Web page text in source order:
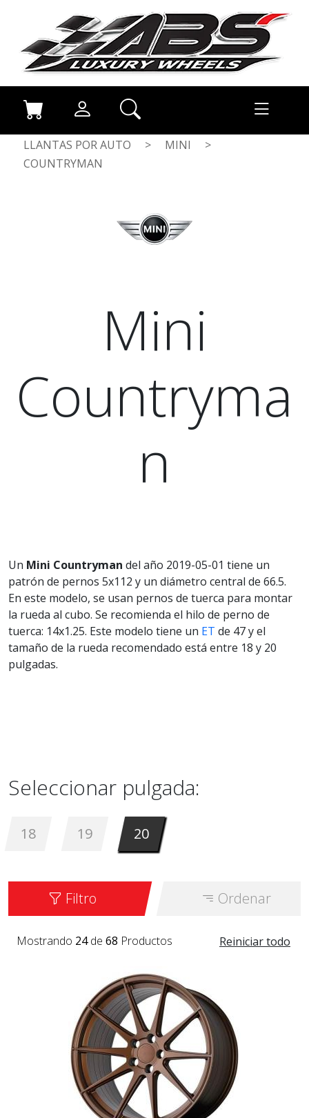
LLANTAS POR AUTO > MINI
>
COUNTRYMAN
Mini
Countryma
n
Un Mini Countryman del año 2019-05-01 tiene un
patrón de pernos 5x112 y un diámetro central de 66.5.
En este modelo, se usan pernos de tuerca para montar
la rueda al cubo. Se recomienda el hilo de perno de
tuerca: 14x1.25. Este modelo tiene un ET de 47 y el
tamaño de la rueda recomendado está entre 18 y 20
pulgadas.
Seleccionar pulgada:
18 19 20
Filtro Ordenar
Reiniciar todo
Mostrando 24de 68 Productos